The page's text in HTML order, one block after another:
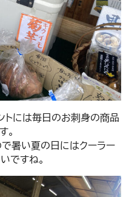
トには毎日のお刺身の商品
。
暑い夏の日にはクーラー
ですね。